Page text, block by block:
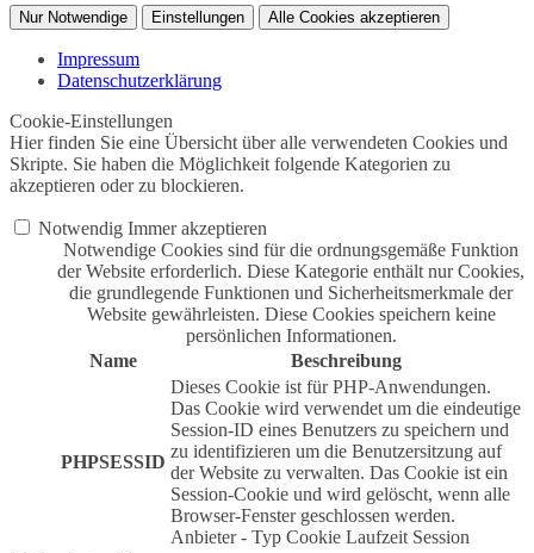
Nur Notwendige Einstellungen Alle Cookies akzeptieren
Impressum
Datenschutzerklärung
Cookie-Einstellungen
Hier finden Sie eine Übersicht über alle verwendeten Cookies und
Skripte. Sie haben die Möglichkeit folgende Kategorien zu
akzeptieren oder zu blockieren.
Notwendig Immer akzeptieren
Notwendige Cookies sind für die ordnungsgemäße Funktion
der Website erforderlich. Diese Kategorie enthält nur Cookies,
die grundlegende Funktionen und Sicherheitsmerkmale der
Website gewährleisten. Diese Cookies speichern keine
persönlichen Informationen.
Name
Beschreibung
PHPSESSID
Dieses Cookie ist für PHP-Anwendungen.
Das Cookie wird verwendet um die eindeutige
Session-ID eines Benutzers zu speichern und
zu identifizieren um die Benutzersitzung auf
der Website zu verwalten. Das Cookie ist ein
Session-Cookie und wird gelöscht, wenn alle
Browser-Fenster geschlossen werden.
Anbieter - Typ Cookie Laufzeit Session